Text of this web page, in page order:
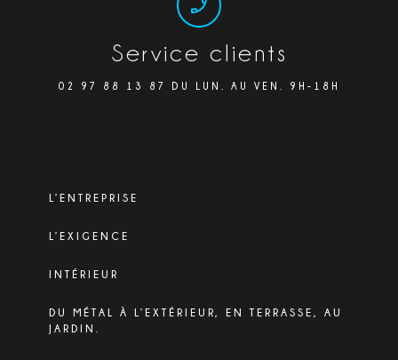
Service clients
02 97 88 13 87 DU LUN. AU VEN. 9H-18H
L’ENTREPRISE
L’EXIGENCE
INTÉRIEUR
DU MÉTAL À L’EXTÉRIEUR, EN TERRASSE, AU
JARDIN.